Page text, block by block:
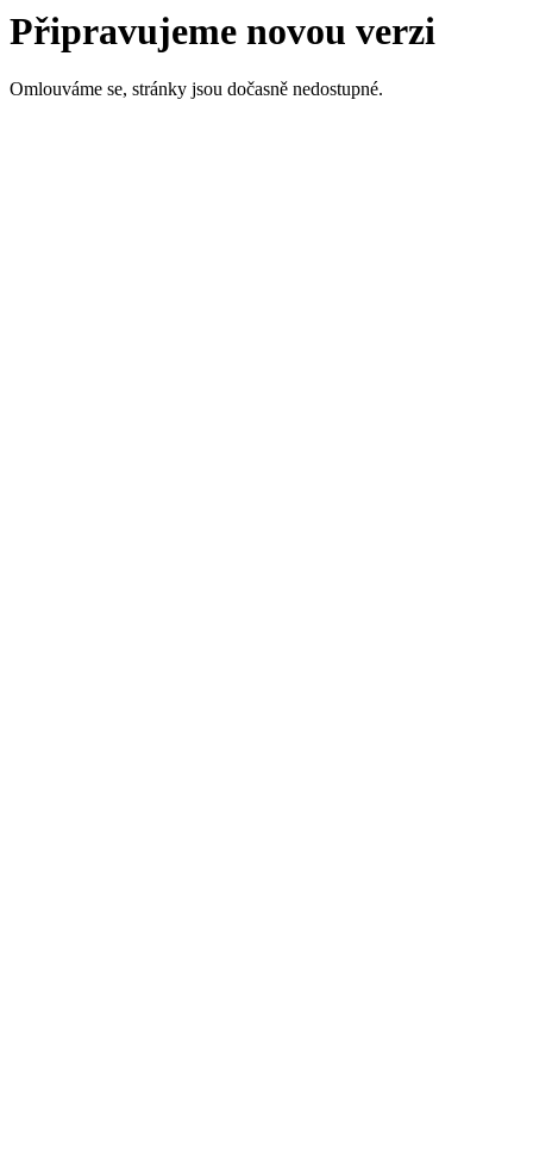
Připravujeme novou verzi
Omlouváme se, stránky jsou dočasně nedostupné.